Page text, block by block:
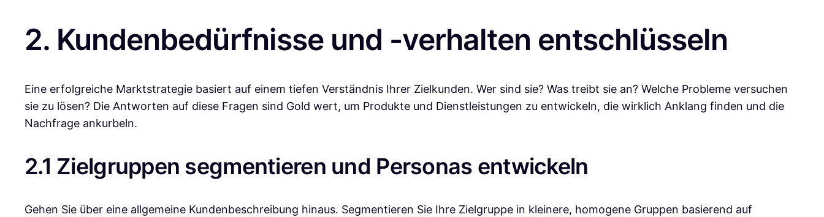
2. Kundenbedürfnisse und -verhalten entschlüsseln
Eine erfolgreiche Marktstrategie basiert auf einem tiefen Verständnis Ihrer Zielkunden. Wer sind sie? Was treibt sie an? Welche Probleme versuchen
sie zu lösen? Die Antworten auf diese Fragen sind Gold wert, um Produkte und Dienstleistungen zu entwickeln, die wirklich Anklang finden und die
Nachfrage ankurbeln.
2.1 Zielgruppen segmentieren und Personas entwickeln
Gehen Sie über eine allgemeine Kundenbeschreibung hinaus. Segmentieren Sie Ihre Zielgruppe in kleinere, homogene Gruppen basierend auf